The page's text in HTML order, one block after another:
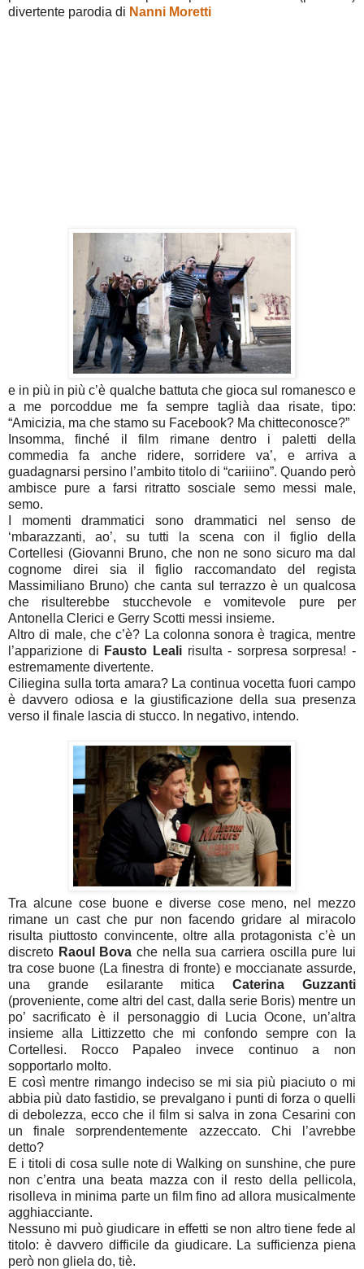
divertente parodia di Nanni Moretti
e in più in più c’è qualche battuta che gioca sul romanesco e
a me porcoddue me fa sempre taglià daa risate, tipo:
“Amicizia, ma che stamo su Facebook? Ma chitteconosce?”
Insomma, finché il film rimane dentro i paletti della
commedia fa anche ridere, sorridere va’, e arriva a
guadagnarsi persino l’ambito titolo di “cariiino”. Quando però
ambisce pure a farsi ritratto sosciale semo messi male,
semo.
I momenti drammatici sono drammatici nel senso de
‘mbarazzanti, ao’, su tutti la scena con il figlio della
Cortellesi (Giovanni Bruno, che non ne sono sicuro ma dal
cognome direi sia il figlio raccomandato del regista
Massimiliano Bruno) che canta sul terrazzo è un qualcosa
che risulterebbe stucchevole e vomitevole pure per
Antonella Clerici e Gerry Scotti messi insieme.
Altro di male, che c’è? La colonna sonora è tragica, mentre
l’apparizione di Fausto Lealirisulta - sorpresa sorpresa! -
estremamente divertente.
Ciliegina sulla torta amara? La continua vocetta fuori campo
è davvero odiosa e la giustificazione della sua presenza
verso il finale lascia di stucco. In negativo, intendo.
Tra alcune cose buone e diverse cose meno, nel mezzo
rimane un cast che pur non facendo gridare al miracolo
risulta piuttosto convincente, oltre alla protagonista c’è un
discreto Raoul Bova che nella sua carriera oscilla pure lui
tra cose buone (La finestra di fronte) e moccianate assurde,
una grande esilarante miticaCaterina Guzzanti
(proveniente, come altri del cast, dalla serie Boris) mentre un
po’ sacrificato è il personaggio di Lucia Ocone, un’altra
insieme alla Littizzetto che mi confondo sempre con la
Cortellesi. Rocco Papaleo invece continuo a non
sopportarlo molto.
E così mentre rimango indeciso se mi sia più piaciuto o mi
abbia più dato fastidio, se prevalgano i punti di forza o quelli
di debolezza, ecco che il film si salva in zona Cesarini con
un finale sorprendentemente azzeccato. Chi l’avrebbe
detto?
E i titoli di cosa sulle note di Walking on sunshine, che pure
non c’entra una beata mazza con il resto della pellicola,
risolleva in minima parte un film fino ad allora musicalmente
agghiacciante.
Nessuno mi può giudicare in effetti se non altro tiene fede al
titolo: è davvero difficile da giudicare. La sufficienza piena
però non gliela do, tiè.